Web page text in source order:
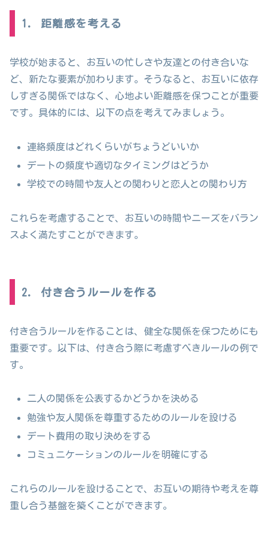
1. 距離感を考える
学校が始まると、お互いの忙しさや友達との付き合いな
ど、新たな要素が加わります。そうなると、お互いに依存
しすぎる関係ではなく、心地よい距離感を保つことが重要
です。具体的には、以下の点を考えてみましょう。
連絡頻度はどれくらいがちょうどいいか
デートの頻度や適切なタイミングはどうか
学校での時間や友人との関わりと恋人との関わり方
これらを考慮することで、お互いの時間やニーズをバラン
スよく満たすことができます。
2. 付き合うルールを作る
付き合うルールを作ることは、健全な関係を保つためにも
重要です。以下は、付き合う際に考慮すべきルールの例で
す。
二人の関係を公表するかどうかを決める
勉強や友人関係を尊重するためのルールを設ける
デート費用の取り決めをする
コミュニケーションのルールを明確にする
これらのルールを設けることで、お互いの期待や考えを尊
重し合う基盤を築くことができます。